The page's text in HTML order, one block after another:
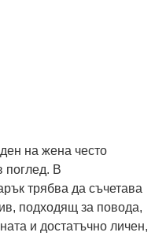
на жена често
поглед. В
трябва да съчетава
подходящ за повода,
и достатъчно личен,